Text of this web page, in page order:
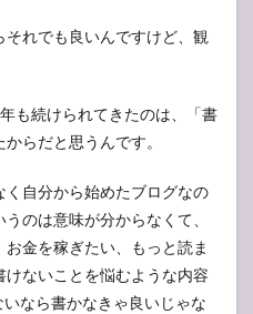
れでも良いんですけど、観
も続けられてきたのは、「書
らだと思うんです。
自分から始めたブログなの
のは意味が分からなくて、
金を稼ぎたい、もっと読ま
ないことを悩むような内容
なら書かなきゃ良いじゃな